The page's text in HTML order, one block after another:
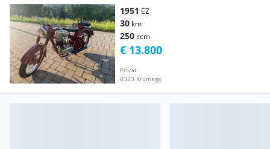
1951 EZ
30 km
250ccm
Privat
8323 Krumegg
€ 13.800